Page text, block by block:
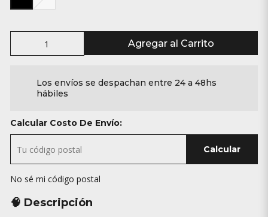
Agregar al Carrito
Los envíos se despachan entre 24 a 48hs
hábiles
Calcular Costo De Envío:
Calcular
No sé mi código postal
🧠 Descripción